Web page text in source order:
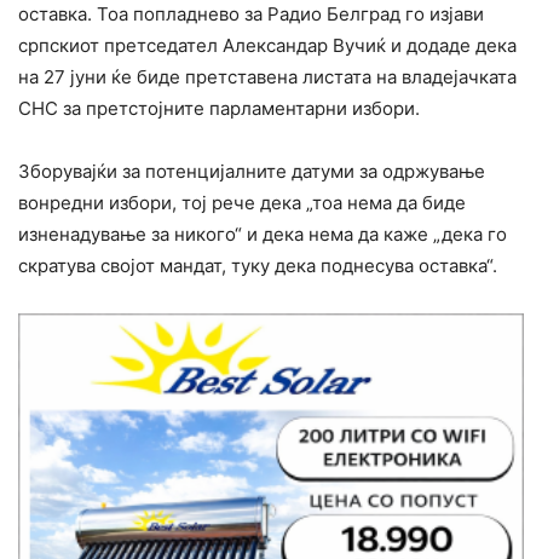
оставка. Тоа попладнево за Радио Белград го изјави
српскиот претседател Александар Вучиќ и додаде дека
на 27 јуни ќе биде претставена листата на владејачката
СНС за претстојните парламентарни избори.
Зборувајќи за потенцијалните датуми за одржување
вонредни избори, тој рече дека „тоа нема да биде
изненадување за никого“ и дека нема да каже „дека го
скратува својот мандат, туку дека поднесува оставка“.